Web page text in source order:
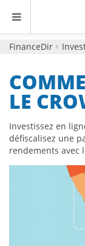
FinanceDir
LE
Investissez en
défiscalisez une
rendements avec